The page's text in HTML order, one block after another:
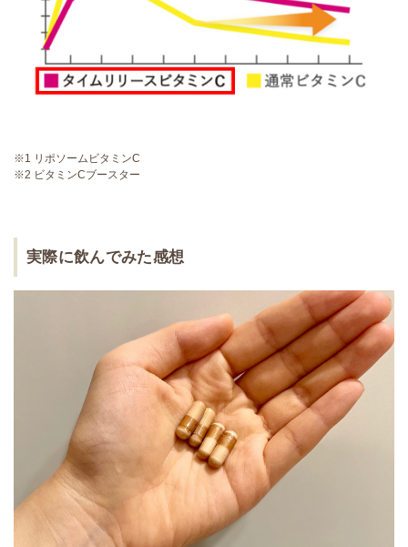
※1 リポソームビタミンC
※2 ビタミンCブースター
実際に飲んでみた感想